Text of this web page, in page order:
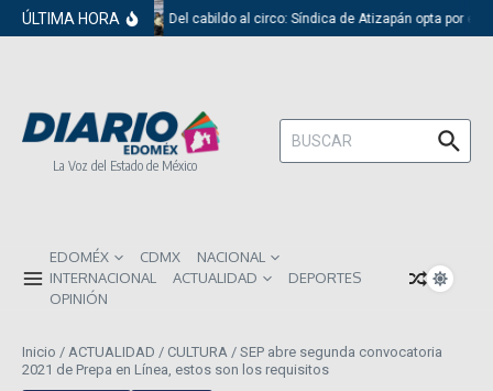
Saltar al contenido
ÚLTIMA HORA Del cabildo al circo: Síndica de Atizapán opta por el
La Voz del Estado de México
Buscar:
EDOMÉX CDMX
NACIONAL
INTERNACIONAL
ACTUALIDAD
DEPORTES
OPINIÓN
Inicio / ACTUALIDAD / CULTURA / SEP abre segunda convocatoria
2021 de Prepa en Línea, estos son los requisitos